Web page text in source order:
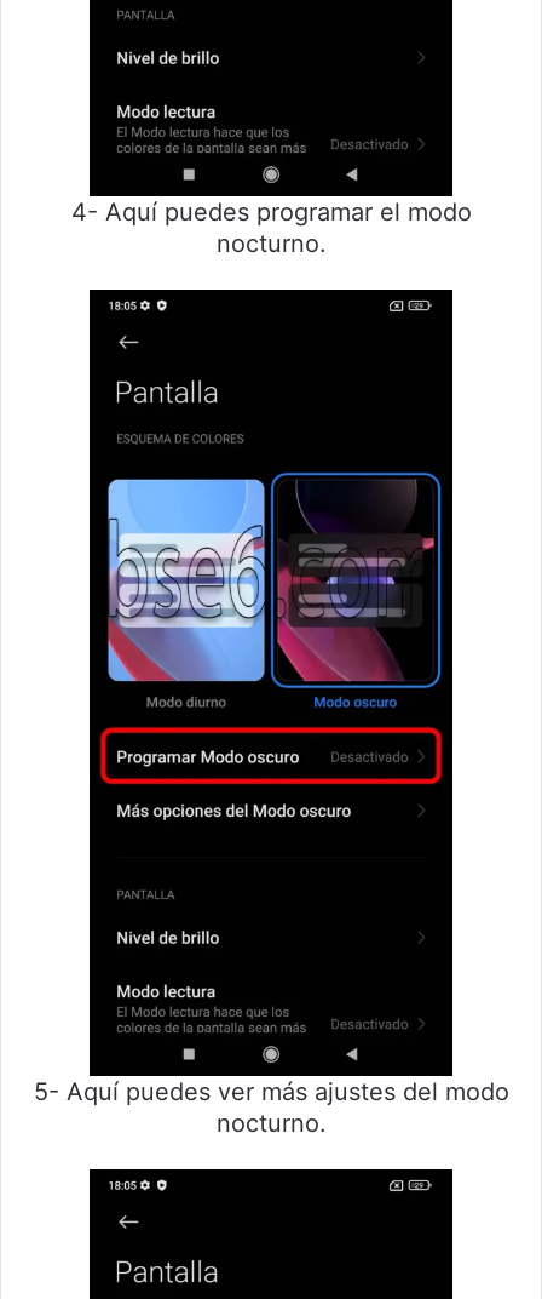
4- Aquí puedes programar el modo
nocturno.
5- Aquí puedes ver más ajustes del modo
nocturno.